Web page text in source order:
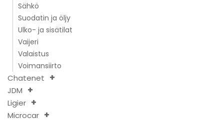
Sähkö
Suodatin ja öljy
Ulko- ja sisätilat
Vaijeri
Valaistus
Voimansiirto
Chatenet
JDM
Ligier
Microcar